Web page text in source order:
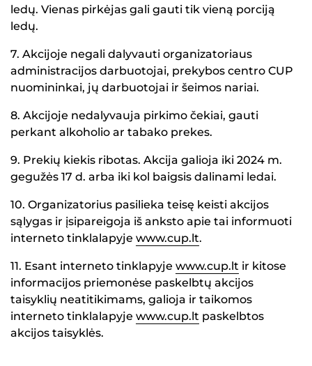
ledų. Vienas pirkėjas gali gauti tik vieną porciją
ledų.
7. Akcijoje negali dalyvauti organizatoriaus
administracijos darbuotojai, prekybos centro CUP
nuomininkai, jų darbuotojai ir šeimos nariai.
8. Akcijoje nedalyvauja pirkimo čekiai, gauti
perkant alkoholio ar tabako prekes.
9. Prekių kiekis ribotas. Akcija galioja iki 2024 m.
gegužės 17 d. arba iki kol baigsis dalinami ledai.
10. Organizatorius pasilieka teisę keisti akcijos
sąlygas ir įsipareigoja iš anksto apie tai informuoti
interneto tinklalapyje www.cup.lt.
11. Esant interneto tinklapyje www.cup.lt ir kitose
informacijos priemonėse paskelbtų akcijos
taisyklių neatitikimams, galioja ir taikomos
interneto tinklalapyje www.cup.lt paskelbtos
akcijos taisyklės.